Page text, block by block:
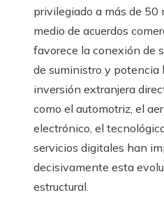
privilegiado a más de 50
medio de acuerdos
favorece la conexión de
de suministro y potencia
inversión extranjera
como el automotriz, el
electrónico, el
servicios digitales han
decisivamente esta
estructural.